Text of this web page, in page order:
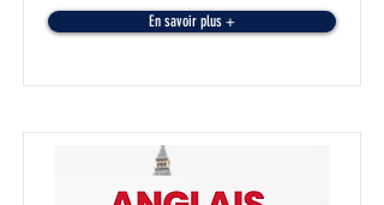
En savoir plus +